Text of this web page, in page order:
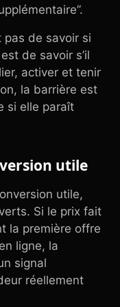
pas de savoir si
de savoir s’il
activer et tenir
la barrière est
si elle paraît
utile
utile,
Si le prix fait
la première offre
ligne, la
signal
réellement